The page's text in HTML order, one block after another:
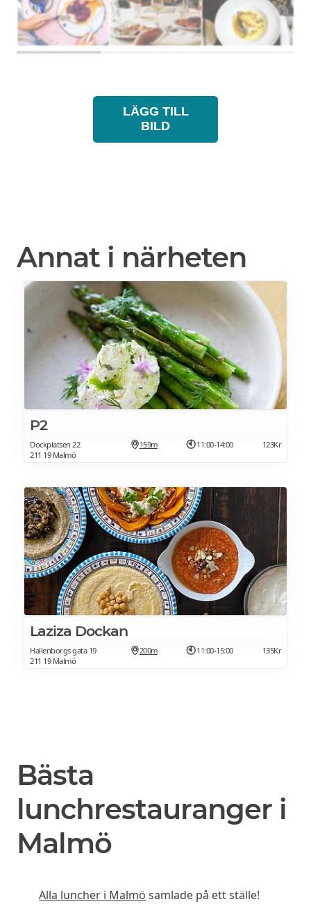
LÄGG TILL
BILD
Annat i närheten
P2
Dockplatsen 22
211 19 Malmö
159m 11:00-14:00 123Kr
Laziza Dockan
Hallenborgs gata 19
211 19 Malmö
200m 11:00-15:00 135Kr
Bästa
lunchrestauranger i
Malmö
Alla luncher i Malmö samlade på ett ställe!